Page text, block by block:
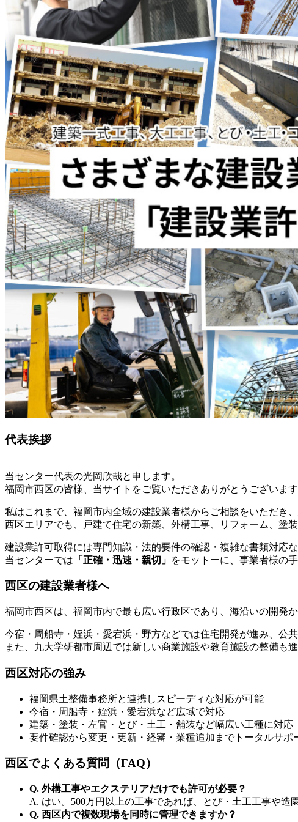
代表挨拶
当センター代表の光岡欣哉と申します。
福岡市西区の皆様、当サイトをご覧いただきありがとうございます
私はこれまで、福岡市内全域の建設業者様からご相談をいただき
西区エリアでも、戸建て住宅の新築、外構工事、リフォーム、塗
建設業許可取得には専門知識・法的要件の確認・複雑な書類対応な
当センターでは 「正確・迅速・親切」 をモットーに、事業者様の
西区の建設業者様へ
福岡市西区は、福岡市内で最も広い行政区であり、海沿いの開発
今宿・周船寺・姪浜・愛宕浜・野方などでは住宅開発が進み、公
また、九大学研都市周辺では新しい商業施設や教育施設の整備も
西区対応の強み
福岡県土整備事務所と連携しスピーディな対応が可能
今宿・周船寺・姪浜・愛宕浜など広域で対応
建築・塗装・左官・とび・土工・舗装など幅広い工種に対応
要件確認から変更・更新・経審・業種追加までトータルサポ
西区でよくある質問（FAQ）
Q. 外構工事やエクステリアだけでも許可が必要？
A. はい。500万円以上の工事であれば、とび・土工工事や造
Q. 西区内で複数現場を同時に管理できますか？